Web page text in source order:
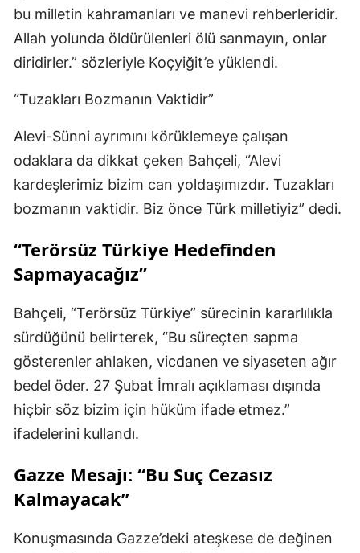
bu milletin kahramanları ve manevi rehberleridir.
Allah yolunda öldürülenleri ölü sanmayın, onlar
diridirler.” sözleriyle Koçyiğit’e yüklendi.
“Tuzakları Bozmanın Vaktidir”
Alevi-Sünni ayrımını körüklemeye çalışan
odaklara da dikkat çeken Bahçeli, “Alevi
kardeşlerimiz bizim can yoldaşımızdır. Tuzakları
bozmanın vaktidir. Biz önce Türk milletiyiz” dedi.
“Terörsüz Türkiye Hedefinden
Sapmayacağız”
Bahçeli, “Terörsüz Türkiye” sürecinin kararlılıkla
sürdüğünü belirterek, “Bu süreçten sapma
gösterenler ahlaken, vicdanen ve siyaseten ağır
bedel öder. 27 Şubat İmralı açıklaması dışında
hiçbir söz bizim için hüküm ifade etmez.”
ifadelerini kullandı.
Gazze Mesajı: “Bu Suç Cezasız
Kalmayacak”
Konuşmasında Gazze’deki ateşkese de değinen